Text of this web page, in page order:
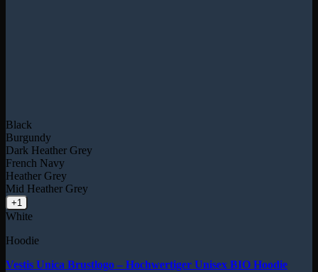
Black
Burgundy
Dark Heather Grey
French Navy
Heather Grey
Mid Heather Grey
+1
White
Hoodie
Vestis Unica Brustlogo – Hochwertiger Unisex BIO Hoodie